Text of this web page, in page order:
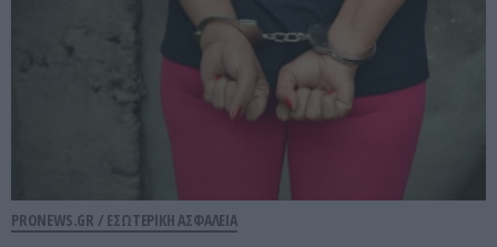
PRONEWS.GR / ΕΣΩΤΕΡΙΚΗ ΑΣΦΑΛΕΙΑ